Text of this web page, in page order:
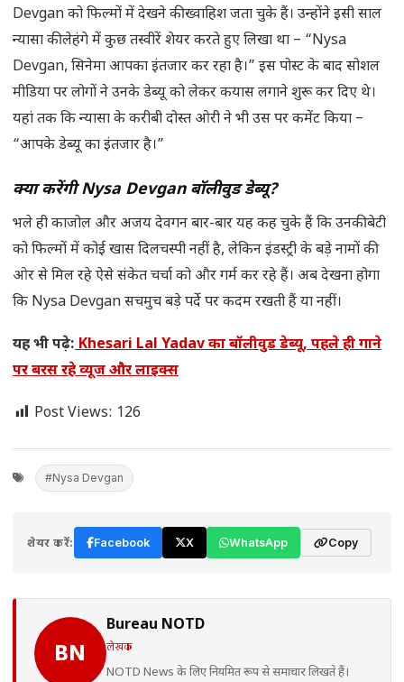
Devgan को फिल्मों में देखने की ख्वाहिश जता चुके हैं। उन्होंने इसी साल
न्यासा की लेहंगे में कुछ तस्वीरें शेयर करते हुए लिखा था – “Nysa
Devgan, सिनेमा आपका इंतजार कर रहा है।” इस पोस्ट के बाद सोशल
मीडिया पर लोगों ने उनके डेब्यू को लेकर कयास लगाने शुरू कर दिए थे।
यहां तक कि न्यासा के करीबी दोस्त ओरी ने भी उस पर कमेंट किया –
“आपके डेब्यू का इंतजार है।”
क्या करेंगी Nysa Devgan बॉलीवुड डेब्यू?
भले ही काजोल और अजय देवगन बार-बार यह कह चुके हैं कि उनकी बेटी
को फिल्मों में कोई खास दिलचस्पी नहीं है, लेकिन इंडस्ट्री के बड़े नामों की
ओर से मिल रहे ऐसे संकेत चर्चा को और गर्म कर रहे हैं। अब देखना होगा
कि Nysa Devgan सचमुच बड़े पर्दे पर कदम रखती हैं या नहीं।
यह भी पढ़े:Khesari Lal Yadav का बॉलीवुड डेब्यू, पहले ही गाने
पर बरस रहे व्यूज और लाइक्स
Post Views: 126
#Nysa Devgan
शेयर करें: Facebook X WhatsApp Copy
BN
Bureau NOTD
लेखक
NOTD News के लिए नियमित रूप से समाचार लिखते हैं।